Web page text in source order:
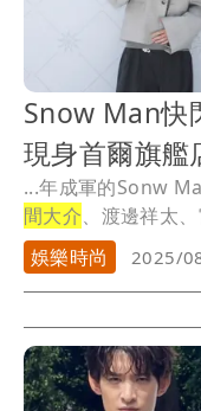
Snow Man快
現身首爾旗艦
...年成軍的Sonw
間大介、渡邊祥太
娛樂時尚
2025/